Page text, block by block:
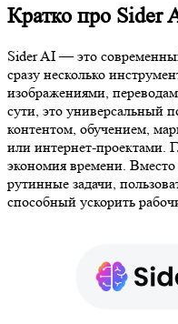
Кратко про Sider
Sider AI — это
сразу несколько
изображениями,
сути, это универсальный
контентом, обучением,
или интернет-проектами.
экономия времени.
рутинные задачи,
способный ускорить